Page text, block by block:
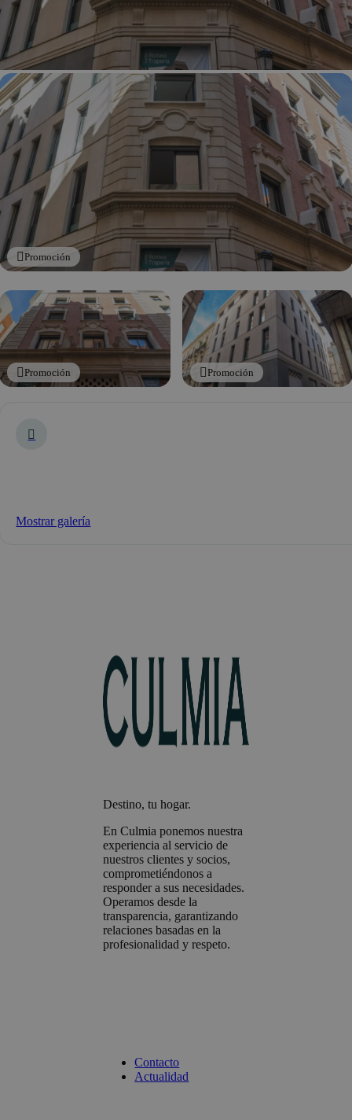
Promoción
Promoción Promoción
Mostrar galería
Destino, tu hogar.
En Culmia ponemos nuestra
experiencia al servicio de
nuestros clientes y socios,
comprometiéndonos a
responder a sus necesidades.
Operamos desde la
transparencia, garantizando
relaciones basadas en la
profesionalidad y respeto.
Contacto
Actualidad